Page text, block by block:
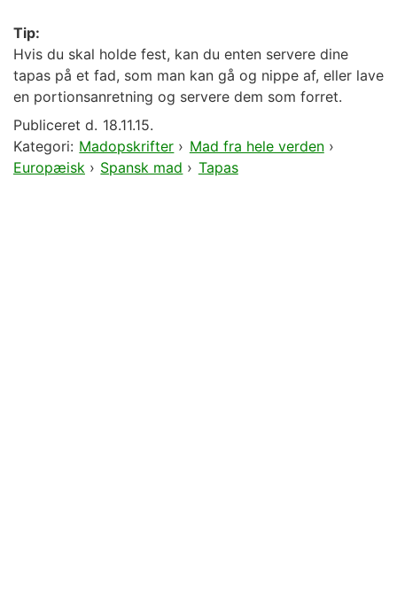
Tip:
Hvis du skal holde fest, kan du enten servere dine
tapas på et fad, som man kan gå og nippe af, eller lave
en portionsanretning og servere dem som forret.
Publiceret d. 18.11.15.
Kategori: Madopskrifter › Mad fra hele verden›
Europæisk › Spansk mad › Tapas